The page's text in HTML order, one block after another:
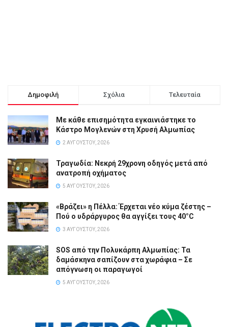
Δημοφιλή Σχόλια Τελευταία
Με κάθε επισημότητα εγκαινιάστηκε το
Κάστρο Μογλενών στη Χρυσή Αλμωπίας
2 ΑΥΓΟΎΣΤΟΥ, 2026
Τραγωδία: Νεκρή 29χρονη οδηγός μετά από
ανατροπή οχήματος
5 ΑΥΓΟΎΣΤΟΥ, 2026
«Βράζει» η Πέλλα: Έρχεται νέο κύμα ζέστης –
Πού ο υδράργυρος θα αγγίξει τους 40°C
3 ΑΥΓΟΎΣΤΟΥ, 2026
SOS από την Πολυκάρπη Αλμωπίας: Τα
δαμάσκηνα σαπίζουν στα χωράφια – Σε
απόγνωση οι παραγωγοί
5 ΑΥΓΟΎΣΤΟΥ, 2026